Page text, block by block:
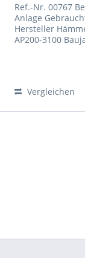
Ref.-Nr. 00767
Anlage
Hersteller
AP200-3100
Vergleichen